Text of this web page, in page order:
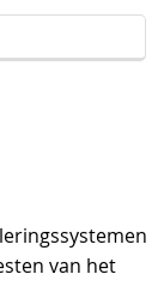
van het